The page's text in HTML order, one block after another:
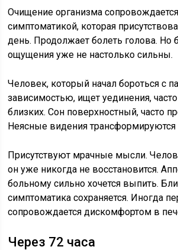
Очищение организма
симптоматикой, которая
день. Продолжает болеть голова. Но
ощущения уже не настолько сильны.
Человек, который начал бороться с
зависимостью, ищет уединения,
близких. Сон поверхностный, часто
Неясные видения
Присутствуют мрачные мысли.
он уже никогда не восстановится.
больному сильно хочется выпить.
симптоматика сохраняется. Иногда
сопровождается дискомфортом в
Через 72 часа